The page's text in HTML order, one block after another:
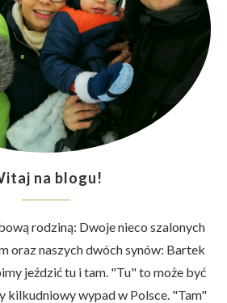
na blogu!
rodziną: Dwoje nieco szalonych
oraz naszych dwóch synów: Bartek
jeździć tu i tam. "Tu" to może być
kilkudniowy wypad w Polsce. "Tam"